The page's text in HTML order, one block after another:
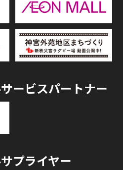
ービスパートナー
プライヤー